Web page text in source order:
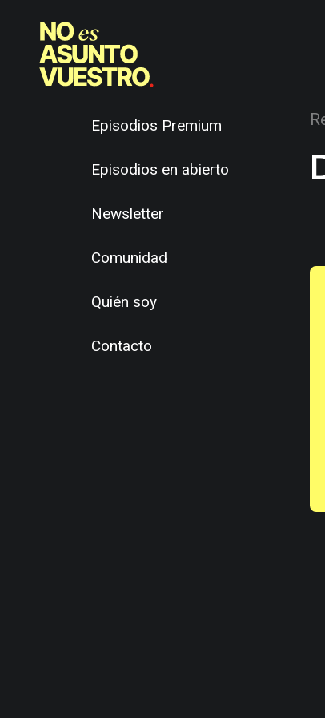
Episodios Premium
Episodios en abierto
Newsletter
Comunidad
Quién soy
Contacto